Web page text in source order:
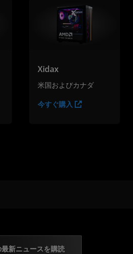
Xidax
米国およびカナダ
今すぐ購入
新ニュースを購読